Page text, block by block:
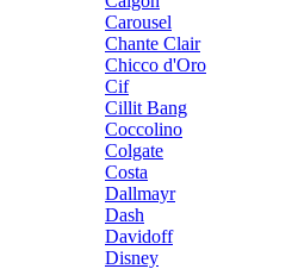
Carousel
Chante Clair
Chicco d'Oro
Cif
Cillit Bang
Coccolino
Colgate
Costa
Dallmayr
Dash
Davidoff
Disney